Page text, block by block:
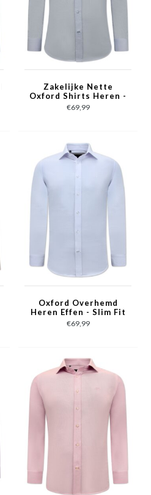
Zakelijke Nette
Oxford Shirts Heren -
Slim Fit Stretch -
Licht Blauw
€69,99
Oxford Overhemd
Heren Effen - Slim Fit
Stretch - Wit
€69,99